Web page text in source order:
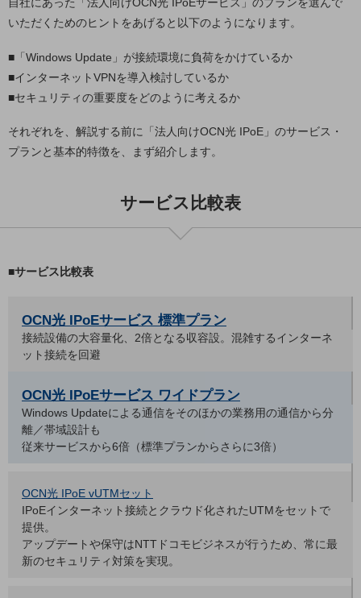
モバイルTOP
おすすめの機種、料金やサービスをご紹介
製品TOP
タフネススマートフォン
通信モジュール製品
IOT完了済みメーカーブランド製品
料金
料金TOP
ドコモBiz データ無制限 ドコモ MAX ドコモ mini ドコモBiz かけ放題
ケータイプラン
5Gデータプラス
IoT向け回線料金
home5Gプラン
モバイルサービス
端末の一元管理
自社にあった「法人向けOCN光 IPoEサービス」のプランを選んで
いただくためのヒントをあげると以下のようになります。
■「Windows Update」が接続環境に負荷をかけているか
■インターネットVPNを導入検討しているか
■セキュリティの重要度をどのように考えるか
それぞれを、解説する前に「法人向けOCN光 IPoE」のサービス・
プランと基本的特徴を、まず紹介します。
サービス比較表
■サービス比較表
OCN光 IPoEサービス 標準プラン
接続設備の大容量化、2倍となる収容設。混雑するインターネ
ット接続を回避
OCN光 IPoEサービス ワイドプラン
Windows Updateによる通信をそのほかの業務用の通信から分
離／帯域設計も
従来サービスから6倍（標準プランからさらに3倍）
OCN光 IPoE vUTMセット
IPoEインターネット接続とクラウド化されたUTMをセットで
提供。
アップデートや保守はNTTドコモビジネスが行うため、常に最
新のセキュリティ対策を実現。